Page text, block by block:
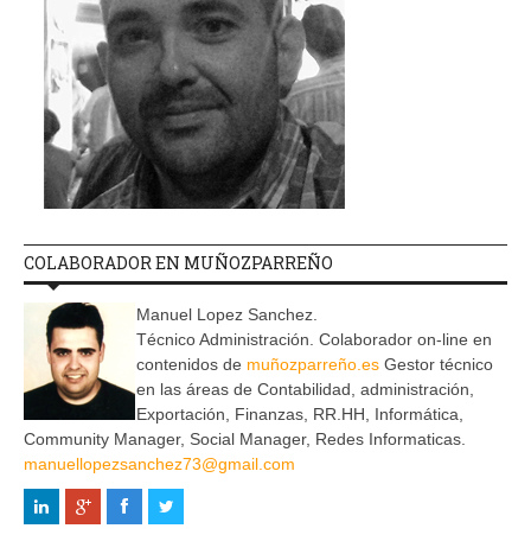
COLABORADOR EN MUÑOZPARREÑO
Manuel Lopez Sanchez.
Técnico Administración. Colaborador on-line en
contenidos de muñozparreño.es Gestor técnico
en las áreas de Contabilidad, administración,
Exportación, Finanzas, RR.HH, Informática,
Community Manager, Social Manager, Redes Informaticas.
manuellopezsanchez73@gmail.com